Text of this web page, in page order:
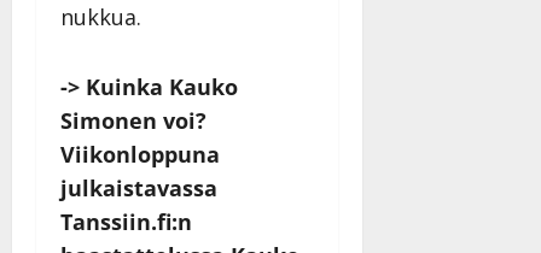
nukkua.
-> Kuinka Kauko
Simonen voi?
Viikonloppuna
julkaistavassa
Tanssiin.fi:n